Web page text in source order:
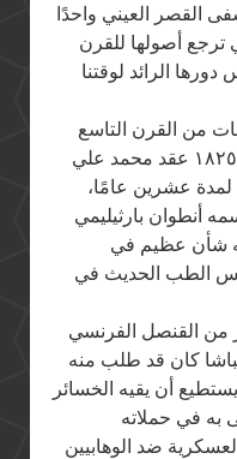
القصر العيني واحدًا
ترجع أصولها للقرن
الرائد لوقتنا
من القرن التاسع
عشر، ففي أواخر ١٨٢٤ أو أوائل ١٨٢٥ عقد محمد علي
لمدة عشرين عامًا،
أنطوان بارثيليمي
شأن عظيم في
الطب الحديث في
من القنصل الفرنسي
كان قد طلب منه
أن يقيه الخسائر
به في حملاته
ضد الوهابيين